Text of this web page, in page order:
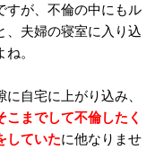
すが、不倫の中にもル
、夫婦の寝室に入り込
。
自宅に上がり込み、
こまでして不倫したく
していたに他なりませ